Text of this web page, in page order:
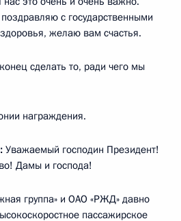
с государственными
желаю вам счастья.
сделать то, ради чего мы
награждения.
: Уважаемый господин Президент!
Дамы и господа!
группа» и ОАО «РЖД» давно
пассажирское